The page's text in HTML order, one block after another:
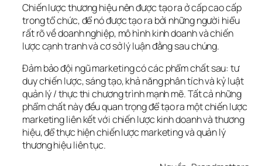
Chiến lược thương hiệu nên được tạo ra ở cấp cao cấp
trong tổ chức, để nó được tạo ra bởi những người hiểu
rất rõ về doanh nghiệp, mô hình kinh doanh và chiến
lược cạnh tranh và cơ sở lý luận đằng sau chúng.
Đảm bảo đội ngũ marketing có các phẩm chất sau: tư
duy chiến lược, sáng tạo, khả năng phân tích và kỷ luật
quản lý / thực thi chương trình mạnh mẽ. Tất cả những
phẩm chất này đều quan trọng để tạo ra một chiến lược
marketing liên kết với chiến lược kinh doanh và thương
hiệu, để thực hiện chiến lược marketing và quản lý
thương hiệu liên tục.